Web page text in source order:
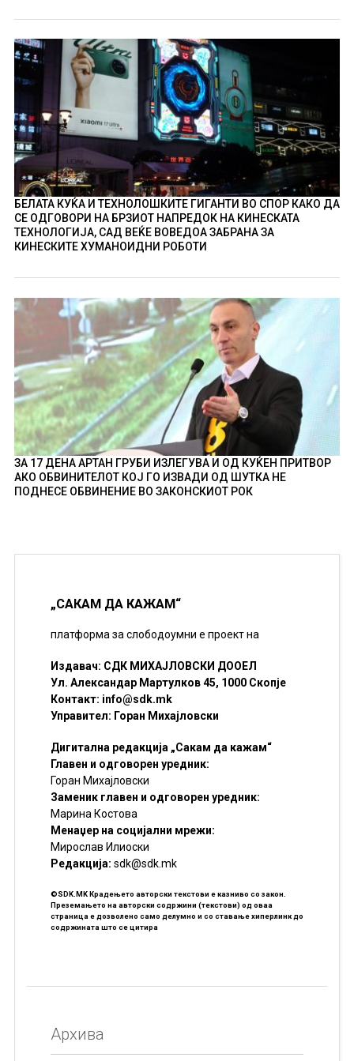
БЕЛАТА КУЌА И ТЕХНОЛОШКИТЕ ГИГАНТИ ВО СПОР КАКО ДА
СЕ ОДГОВОРИ НА БРЗИОТ НАПРЕДОК НА КИНЕСКАТА
ТЕХНОЛОГИЈА, САД ВЕЌЕ ВОВЕДОА ЗАБРАНА ЗА
КИНЕСКИТЕ ХУМАНОИДНИ РОБОТИ
ЗА 17 ДЕНА АРТАН ГРУБИ ИЗЛЕГУВА И ОД КУЌЕН ПРИТВОР
АКО ОБВИНИТЕЛОТ КОЈ ГО ИЗВАДИ ОД ШУТКА НЕ
ПОДНЕСЕ ОБВИНЕНИЕ ВО ЗАКОНСКИОТ РОК
„САКАМ ДА КАЖАМ“
платформа за слободоумни е проект на
Издавач: СДК МИХАЈЛОВСКИ ДООЕЛ
Ул. Александар Мартулков 45, 1000 Скопје
Контакт: info@sdk.mk
Управител: Горан Михајловски
Дигитална редакција „Сакам да кажам“
Главен и одговорен уредник:
Горан Михајловски
Заменик главен и одговорен уредник:
Марина Костова
Менаџер на социјални мрежи:
Мирослав Илиоски
Редакцијa: sdk@sdk.mk
©SDK.MK Крадењето авторски текстови е казниво со закон.
Преземањето на авторски содржини (текстови) од оваа
страница е дозволено само делумно и со ставање хиперлинк до
содржината што се цитира
Архива